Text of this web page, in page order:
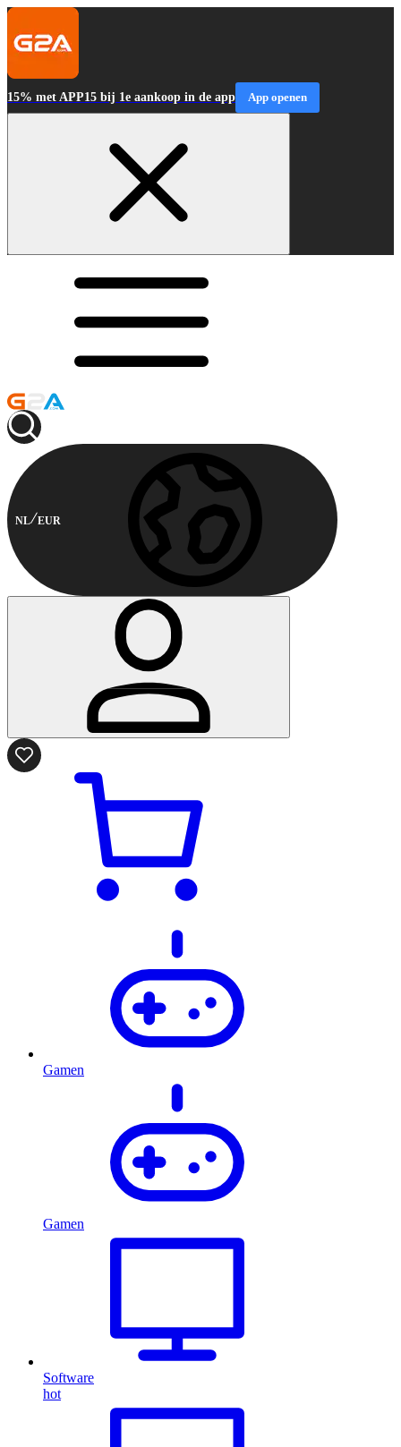
15% met APP15 bij 1e aankoop in de app App openen
NL EUR
Gamen
Gamen
Software
hot